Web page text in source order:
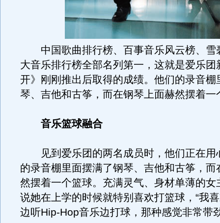
中国歌曲排行榜、百事音乐风云榜、雪
大音乐排行榜全部名列第一，这就是爱乐团
开》刚刚推出后取得的成绩。他们的录音棚
琴、吉他和古筝，而在钢琴上面赫然摆着一
音乐篮球融合
见到爱乐团的两名成员时，他们正在用
的录音棚里面摆满了钢琴、吉他和古筝，而
然摆着一个篮球。充满灵气、身材单薄的女
说她在上学的时候就特别喜欢打篮球，“我
边听Hip-Hop音乐边打球，那种感觉非常带